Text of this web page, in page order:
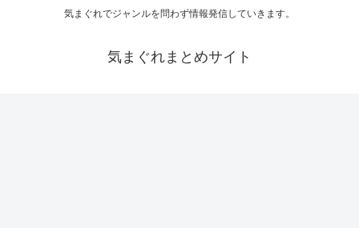
気まぐれでジャンルを問わず情報発信していきます。
気まぐれまとめサイト